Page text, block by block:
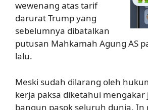
wewenang atas tarif
darurat Trump yang
sebelumnya dibatalkan
putusan Mahkamah Agung AS
lalu.
Meski sudah dilarang oleh
kerja paksa diketahui mengakar
bangun pasok seluruh dunia. In